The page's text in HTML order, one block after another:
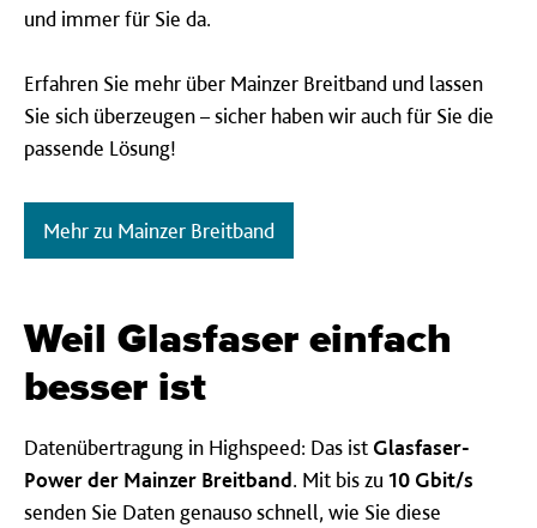
und immer für Sie da.
Erfahren Sie mehr über Mainzer Breitband und lassen
Sie sich überzeugen – sicher haben wir auch für Sie die
passende Lösung!
Mehr zu Mainzer Breitband
Weil Glas­faser ein­fach
bess­er ist
Datenübertragung in Highspeed: Das ist Glasfaser-
Power der Mainzer Breitband. Mit bis zu 10 Gbit/s
senden Sie Daten genauso schnell, wie Sie diese